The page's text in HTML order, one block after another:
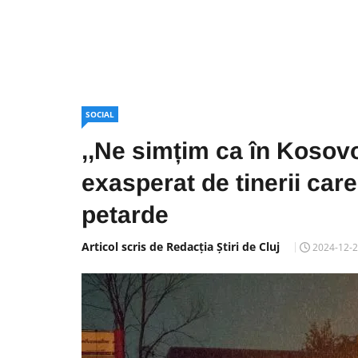
SOCIAL
,,Ne simțim ca în
exasperat de tinerii
petarde
Articol scris de Redacția Știri de Cluj 2024-12-